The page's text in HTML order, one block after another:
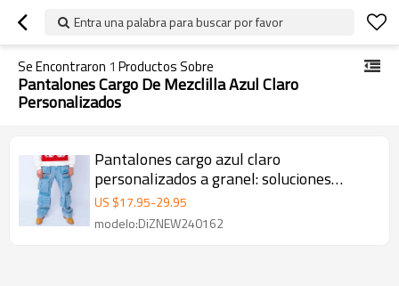
Entra una palabra para buscar por favor
Se Encontraron 1 Productos Sobre
Pantalones Cargo De Mezclilla Azul Claro
Personalizados
Pantalones cargo azul claro
personalizados a granel: soluciones
funcionales para ropa urbana
US $17.95-29.95
modelo:DiZNEW240162